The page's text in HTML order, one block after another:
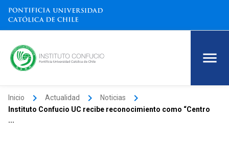
Inicio keyboard_arrow_right Actualidad keyboard_arrow_right Noticias keyboard_arrow_right
Instituto Confucio UC recibe reconocimiento como “Centro
...